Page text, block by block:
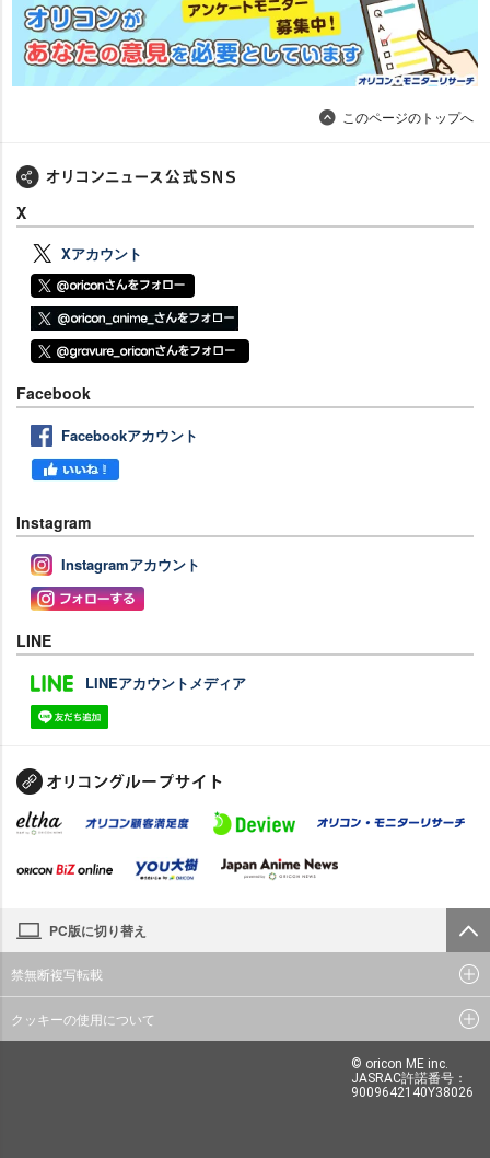
このページのトップへ
X
Xアカウント
Facebook
Facebookアカウント
Instagram
Instagramアカウント
LINE
LINEアカウントメディア
PC版に切り替え
禁無断複写転載
クッキーの使用について
© oricon ME inc.
JASRAC許諾番号：
9009642140Y38026